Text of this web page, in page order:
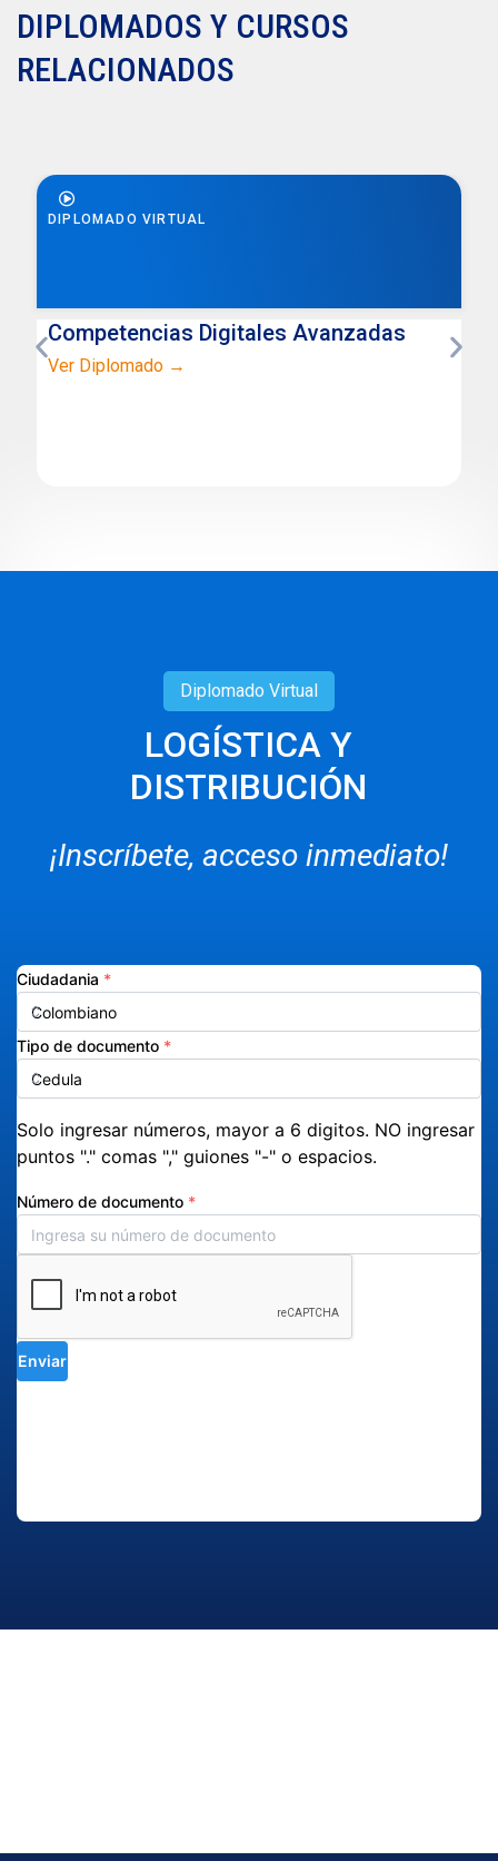
DIPLOMADOS Y CURSOS
RELACIONADOS
DIPLOMADO VIRTUAL
Competencias Digitales Avanzadas
Ver Diplomado →
Diplomado Virtual
LOGÍSTICA Y
DISTRIBUCIÓN
¡Inscríbete, acceso inmediato!